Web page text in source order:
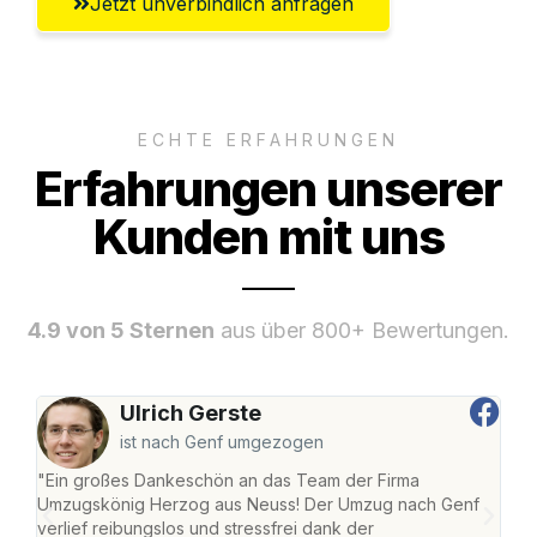
ECHTE ERFAHRUNGEN
Erfahrungen unserer
Kunden mit uns
4.9 von 5 Sternen aus über 800+ Bewertungen.
Ulrich Gerste
ist nach Genf umgezogen
"Ein großes Dankeschön an das Team der Firma
Umzugskönig Herzog aus Neuss! Der Umzug nach Genf
verlief reibungslos und stressfrei dank der